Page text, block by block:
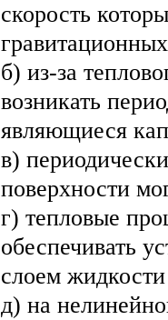
скорость
б) из-за
возникать
являющиеся
в)
поверхности
г) тепловые
обеспечивать
слоем
д) на